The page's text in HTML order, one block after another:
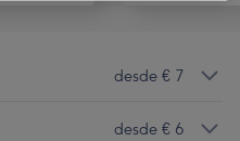
desde € 7
desde € 6